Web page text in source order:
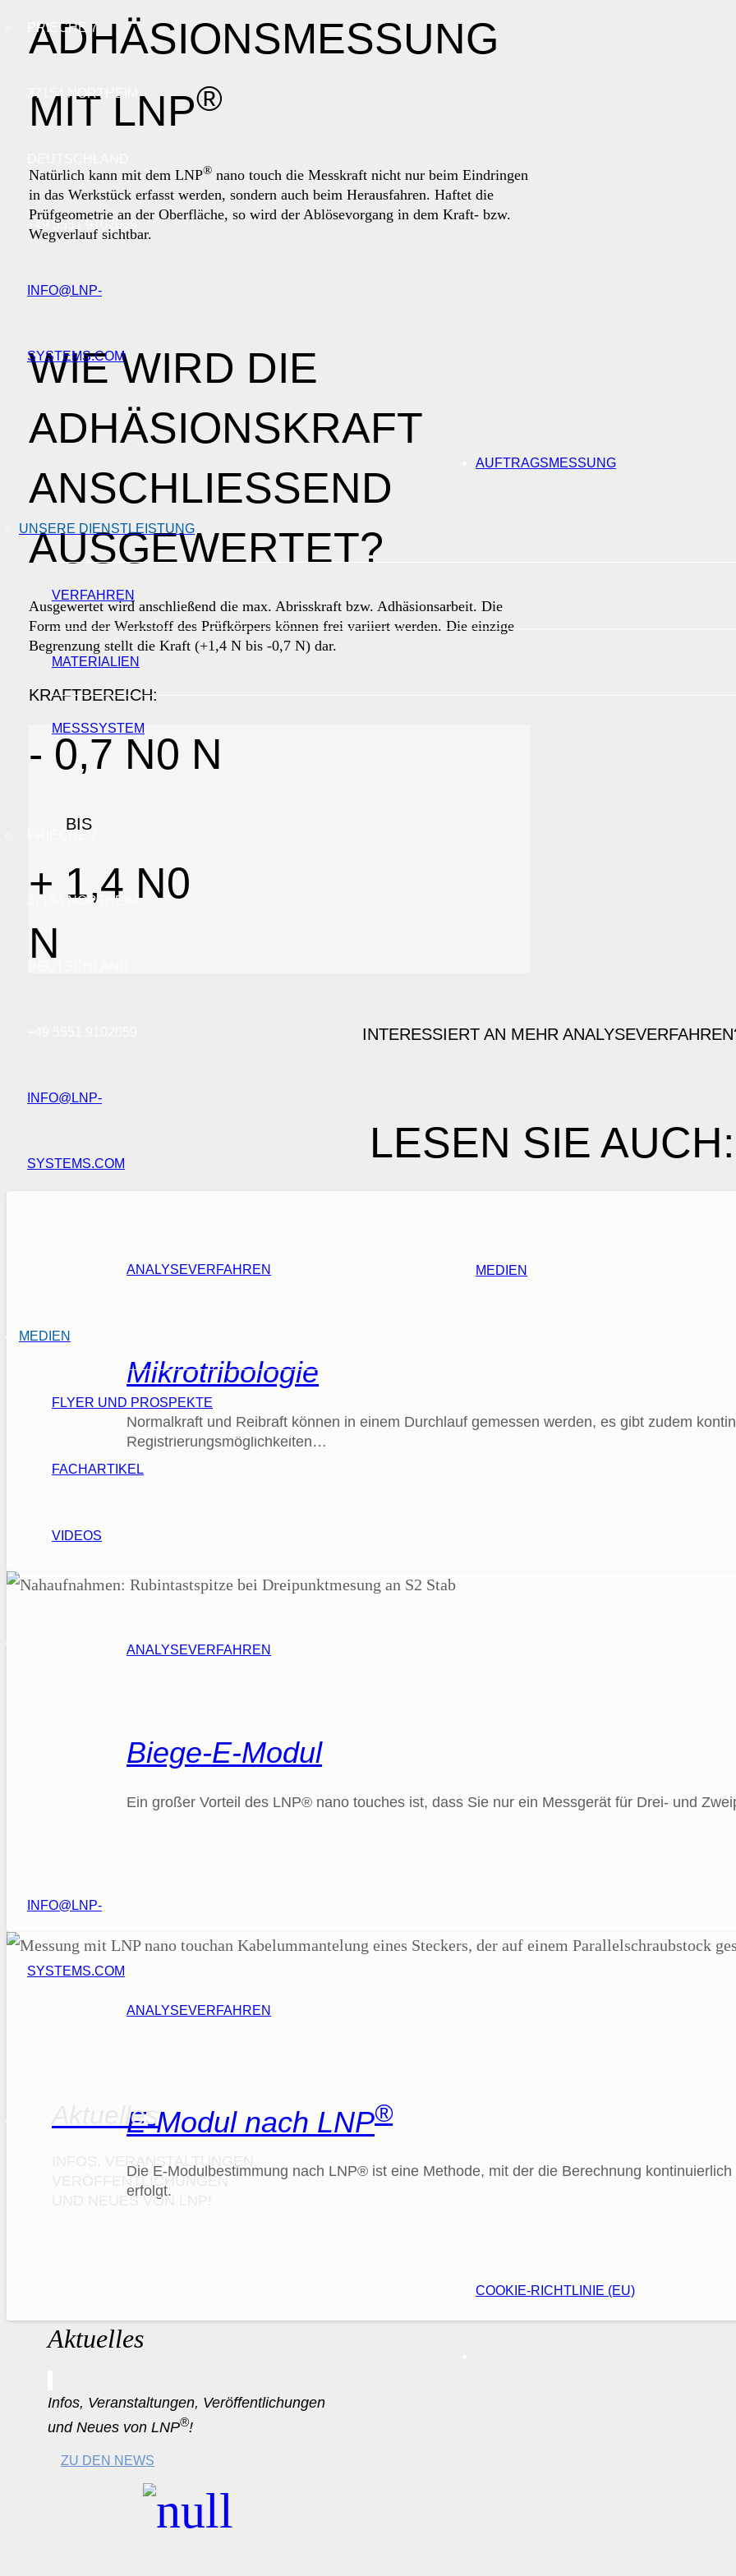
PRIECHE 7
37154 NORTHEIM
+49 5551 9102059
INFO@LNP-
SYSTEMS.COM
AUFTRAGSMESSUNG
UNSERE DIENSTLEISTUNG
VERFAHREN
MATERIALIEN
MESSSYSTEM
37154 NORTHEIM
INFO@LNP-
SYSTEMS.COM
MEDIEN
MEDIEN
FLYER UND PROSPEKTE
FACHARTIKEL
VIDEOS
INFO@LNP-
SYSTEMS.COM
Aktuelles
INFOS, VERANSTALTUNGEN,
VERÖFFENTLICHUNGEN
UND NEUES VON LNP!
COOKIE-RICHTLINIE (EU)
ADHÄSIONSMESSUNG
MIT LNP®
Natürlich kann mit dem LNP®nano touch die Messkraft nicht nur beim Eindringen
in das Werkstück erfasst werden, sondern auch beim Herausfahren. Haftet die
Prüfgeometrie an der Oberfläche, so wird der Ablösevorgang in dem Kraft- bzw.
Wegverlauf sichtbar.
WIE WIRD DIE
ADHÄSIONSKRAFT
ANSCHLIESSEND A
USGEWERTET?
Ausgewertet wird anschließend die max. Abrisskraft bzw. Adhäsionsarbeit. Die
Form und der Werkstoff des Prüfkörpers können frei variiert werden. Die einzige
Begrenzung stellt die Kraft (+1,4 N bis -0,7 N) dar.
KRAFTBEREICH:
- 0,7 N0 N
BIS
+ 1,4 N0
N
INTERESSIERT AN MEHR
LESEN SIE AUCH:
ANALYSEVERFAHREN
Mikrotribologie
Normalkraft und Reibraft können in einem Durchlauf gemessen werden, es gibt zudem
Registrierungsmöglichkeiten…
ANALYSEVERFAHREN
Biege-E-Modul
Ein großer Vorteil des LNP® nano touches ist, dass Sie nur ein Messgerät für Drei- und
ANALYSEVERFAHREN
E-Modul nach LNP®
Die E-Modulbestimmung nach LNP® ist eine Methode, mit der die Berechnung
erfolgt.
Aktuelles
Infos, Veranstaltungen, Veröffentlichungen
und Neues von LNP®!
ZU DEN NEWS